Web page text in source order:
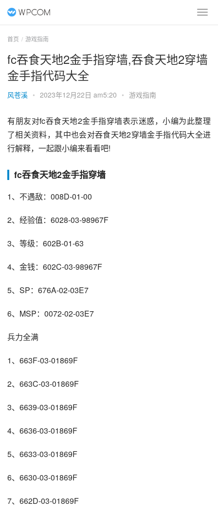
首页 游戏指南
fc吞食天地2金手指穿墙,吞食天地2穿墙
金手指代码大全
风苍溪 • 2023年12月22日 am5:20 • 游戏指南
有朋友对fc吞食天地2金手指穿墙表示迷惑，小编为此整理
了相关资料，其中也会对吞食天地2穿墙金手指代码大全进
行解释，一起跟小编来看看吧!
fc吞食天地2金手指穿墙
1、不遇敌：008D-01-00
2、经验值：6028-03-98967F
3、等级：602B-01-63
4、金钱：602C-03-98967F
5、SP：676A-02-03E7
6、MSP：0072-02-03E7
兵力全满
1、663F-03-01869F
2、663C-03-01869F
3、6639-03-01869F
4、6636-03-01869F
5、6633-03-01869F
6、6630-03-01869F
7、662D-03-01869F